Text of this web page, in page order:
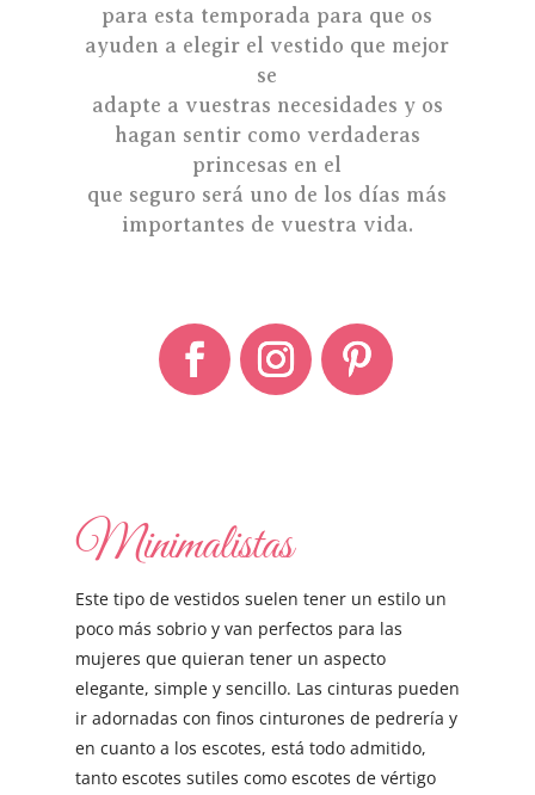
para esta temporada para que os
ayuden a elegir el vestido que mejor
se
adapte a vuestras necesidades y os
hagan sentir como verdaderas
princesas en el
que seguro será uno de los días más
importantes de vuestra vida.
Minimalistas
Este tipo de vestidos suelen tener un estilo un
poco más sobrio y van perfectos para las
mujeres que quieran tener un aspecto
elegante, simple y sencillo. Las cinturas pueden
ir adornadas con finos cinturones de pedrería y
en cuanto a los escotes, está todo admitido,
tanto escotes sutiles como escotes de vértigo